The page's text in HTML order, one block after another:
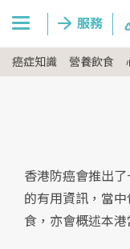
癌症知識 營養飲食
香港防癌會推出
的有用資訊，當
食，亦會概述本